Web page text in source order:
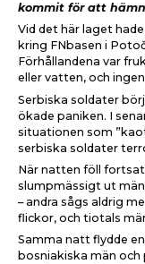
kommit för att
Vid det här laget
kring FNbasen i
Förhållandena var
eller vatten, och
Serbiska soldater
ökade paniken. I
situationen som
serbiska soldater
När natten föll
slumpmässigt ut
– andra sågs aldrig
flickor, och tiotals
Samma natt flydde
bosniakiska män och